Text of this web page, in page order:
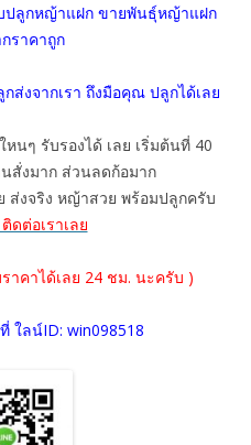
ลูกหญ้าแฝก ขายพันธุ์หญ้าแฝก
ราคาถูก
งจากเรา ถึงมือคุณ ปลูกได้เลย
นๆ รับรองได้ เลย เริ่มต้นที่ 40
สั่งมาก ส่วนลดก้อมาก
ส่งจริง หญ้าสวย พร้อมปลูกครับ
ติดต่อเราเลย
คาได้เลย 24 ชม. นะครับ )
ใลน์ID: win098518